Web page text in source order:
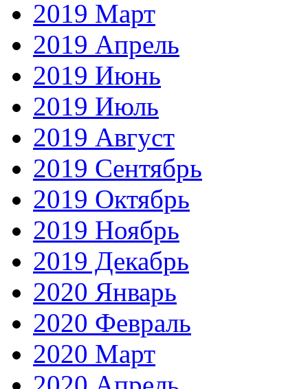
2019 Март
2019 Апрель
2019 Июнь
2019 Июль
2019 Август
2019 Сентябрь
2019 Октябрь
2019 Ноябрь
2019 Декабрь
2020 Январь
2020 Февраль
2020 Март